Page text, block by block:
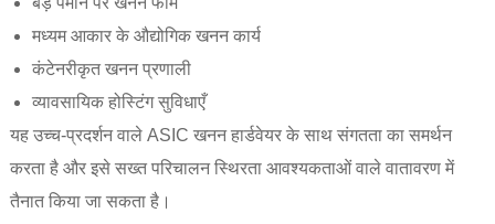
मध्यम आकार के औद्योगिक खनन कार्य
कंटेनरीकृत खनन प्रणाली
व्यावसायिक होस्टिंग सुविधाएँ
यह उच्च-प्रदर्शन वाले ASIC खनन हार्डवेयर के साथ संगतता का समर्थन
करता है और इसे सख्त परिचालन स्थिरता आवश्यकताओं वाले वातावरण में
तैनात किया जा सकता है।